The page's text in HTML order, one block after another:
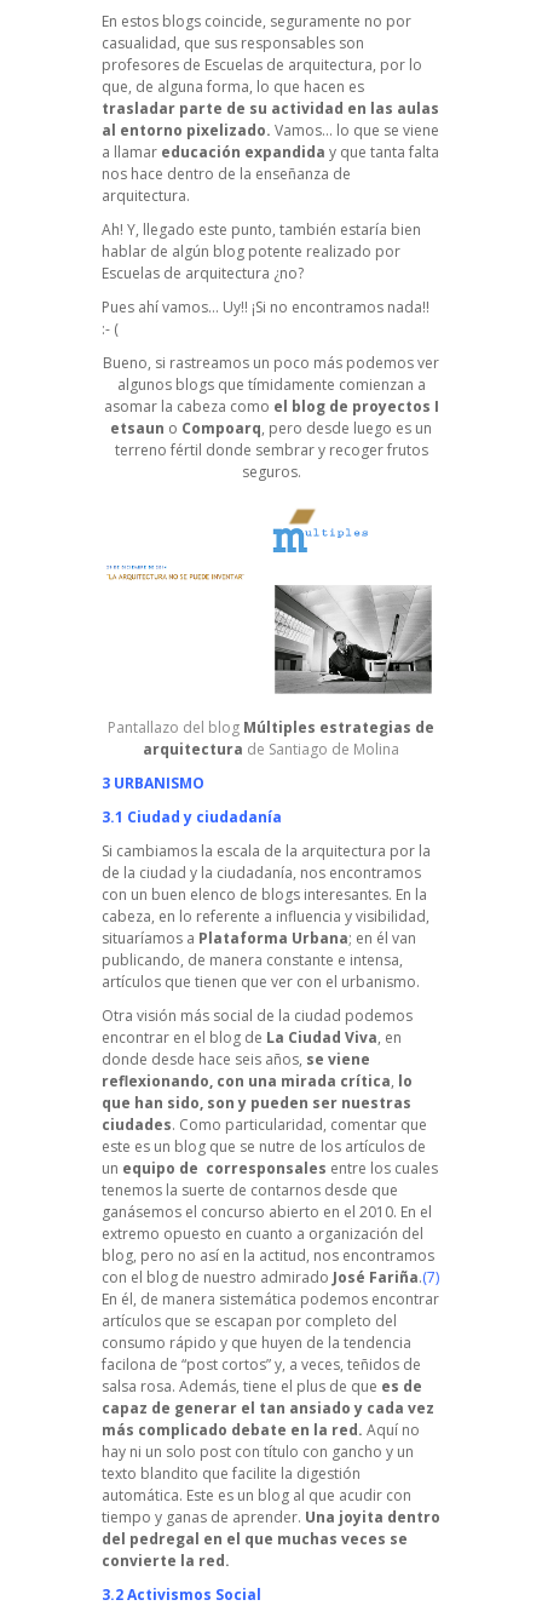
En estos blogs coincide, seguramente no por
casualidad, que sus responsables son
profesores de Escuelas de arquitectura, por lo
que, de alguna forma, lo que hacen es
trasladar parte de su actividad en las aulas
al entorno pixelizado. Vamos… lo que se viene
a llamar educación expandida y que tanta falta
nos hace dentro de la enseñanza de
arquitectura.
Ah! Y, llegado este punto, también estaría bien
hablar de algún blog potente realizado por
Escuelas de arquitectura ¿no?
Pues ahí vamos… Uy!! ¡Si no encontramos nada!!
:- (
Bueno, si rastreamos un poco más podemos ver
algunos blogs que tímidamente comienzan a
asomar la cabeza como el blog de proyectos I
etsaun o Compoarq, pero desde luego es un
terreno fértil donde sembrar y recoger frutos
seguros.
Pantallazo del blog Múltiples estrategias de
arquitectura de Santiago de Molina
3 URBANISMO
3.1 Ciudad y ciudadanía
Si cambiamos la escala de la arquitectura por la
de la ciudad y la ciudadanía, nos encontramos
con un buen elenco de blogs interesantes. En la
cabeza, en lo referente a influencia y visibilidad,
situaríamos a Plataforma Urbana; en él van
publicando, de manera constante e intensa,
artículos que tienen que ver con el urbanismo.
Otra visión más social de la ciudad podemos
encontrar en el blog de La Ciudad Viva, en
donde desde hace seis años, se viene
reflexionando, con una mirada crítica, lo
que han sido, son y pueden ser nuestras
ciudades. Como particularidad, comentar que
este es un blog que se nutre de los artículos de
un equipo de corresponsales entre los cuales
tenemos la suerte de contarnos desde que
ganásemos el concurso abierto en el 2010. En el
extremo opuesto en cuanto a organización del
blog, pero no así en la actitud, nos encontramos
con el blog de nuestro admirado José Fariña.(7)
En él, de manera sistemática podemos encontrar
artículos que se escapan por completo del
consumo rápido y que huyen de la tendencia
facilona de “post cortos” y, a veces, teñidos de
salsa rosa. Además, tiene el plus de que es de
capaz de generar el tan ansiado y cada vez
más complicado debate en la red. Aquí no
hay ni un solo post con título con gancho y un
texto blandito que facilite la digestión
automática. Este es un blog al que acudir con
tiempo y ganas de aprender. Una joyita dentro
del pedregal en el que muchas veces se
convierte la red.
3.2 Activismos Social